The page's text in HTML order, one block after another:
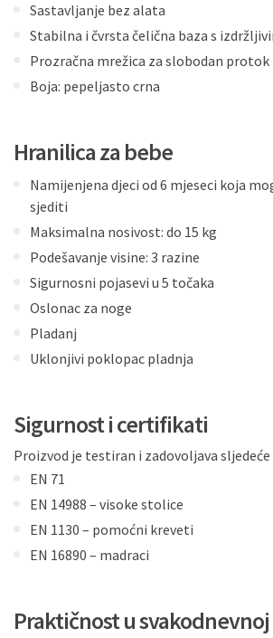
Sastavljanje bez alata
Stabilna i čvrsta čelična baza s
Prozračna mrežica za slobodan protok
Boja: pepeljasto crna
Hranilica za bebe
Namijenjena djeci od 6 mjeseci koja
sjediti
Maksimalna nosivost: do 15 kg
Podešavanje visine: 3 razine
Sigurnosni pojasevi u 5 točaka
Oslonac za noge
Pladanj
Uklonjivi poklopac pladnja
Sigurnost i certifikati
Proizvod je testiran i zadovoljava sljedeće
EN 71
EN 14988 – visoke stolice
EN 1130 – pomoćni kreveti
EN 16890 – madraci
Praktičnost u